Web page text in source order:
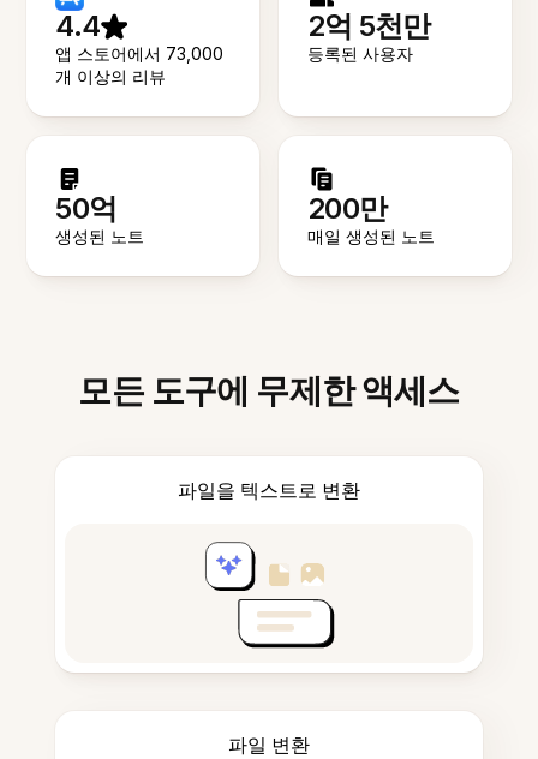
4.4
앱 스토어에서 73,000
개 이상의 리뷰
2억 5천만
등록된 사용자
50억
생성된 노트
200만
매일 생성된 노트
모든 도구에 무제한 액세스
파일을 텍스트로 변환
파일 변환